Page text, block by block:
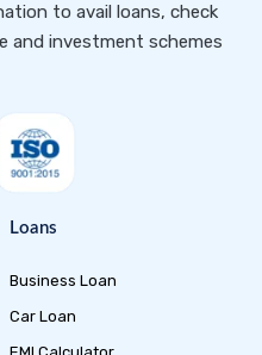
to avail loans, check
and investment schemes
Loans
Business Loan
Car Loan